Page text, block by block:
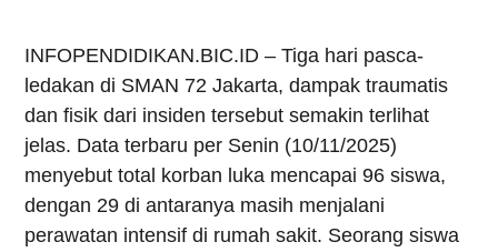
INFOPENDIDIKAN.BIC.ID – Tiga hari pasca-
ledakan di SMAN 72 Jakarta, dampak traumatis
dan fisik dari insiden tersebut semakin terlihat
jelas. Data terbaru per Senin (10/11/2025)
menyebut total korban luka mencapai 96 siswa,
dengan 29 di antaranya masih menjalani
perawatan intensif di rumah sakit. Seorang siswa